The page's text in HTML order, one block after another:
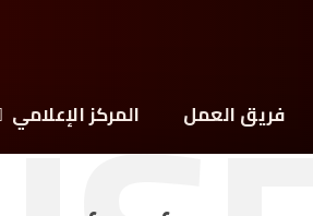
فريق العمل المركز الإعلامي